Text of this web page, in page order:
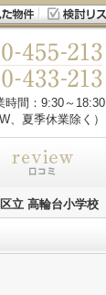
時間：9:30～18:30
夏季休業除く）
立 高輪台小学校